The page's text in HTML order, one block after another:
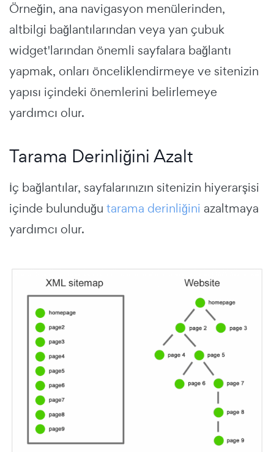
Örneğin, ana navigasyon menülerinden,
altbilgi bağlantılarından veya yan çubuk
widget'larından önemli sayfalara bağlantı
yapmak, onları önceliklendirmeye ve sitenizin
yapısı içindeki önemlerini belirlemeye
yardımcı olur.
Tarama Derinliğini Azalt
İç bağlantılar, sayfalarınızın sitenizin hiyerarşisi
içinde bulunduğu tarama derinliğini azaltmaya
yardımcı olur.